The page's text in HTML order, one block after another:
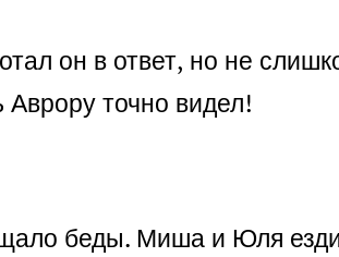
он в ответ, но не
точно видел!
беды. Миша и Юля